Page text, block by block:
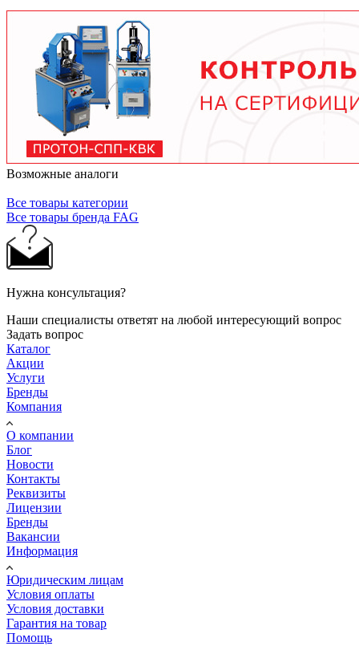
тяжелых условиях до 2 лет при нормальной
эксплуатации. Используйте только
рекомендованные производителем смазочные
материалы.
Возможные аналоги
Все товары категории
Все товары бренда FAG
Нужна консультация?
Наши специалисты ответят на любой интересующий вопрос
Задать вопрос
Каталог
Акции
Услуги
Бренды
Компания
О компании
Блог
Новости
Контакты
Реквизиты
Лицензии
Бренды
Вакансии
Информация
Юридическим лицам
Условия оплаты
Условия доставки
Гарантия на товар
Помощь